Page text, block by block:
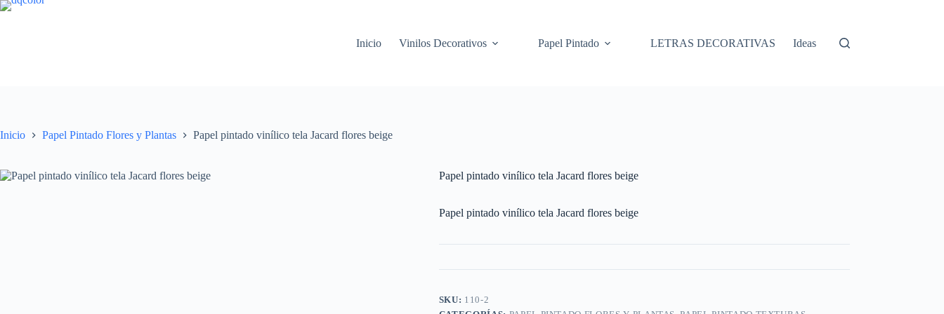
Saltar
Inicio
Vinilos Decorativos Papel Pintado LETRAS DECORATIVAS Ideas
Inicio Papel Pintado Flores y Plantas Papel pintado vinílico tela Jacard flores beige
Papel pintado vinílico tela Jacard flores beige
Papel pintado vinílico tela Jacard flores beige
SKU: 110-2